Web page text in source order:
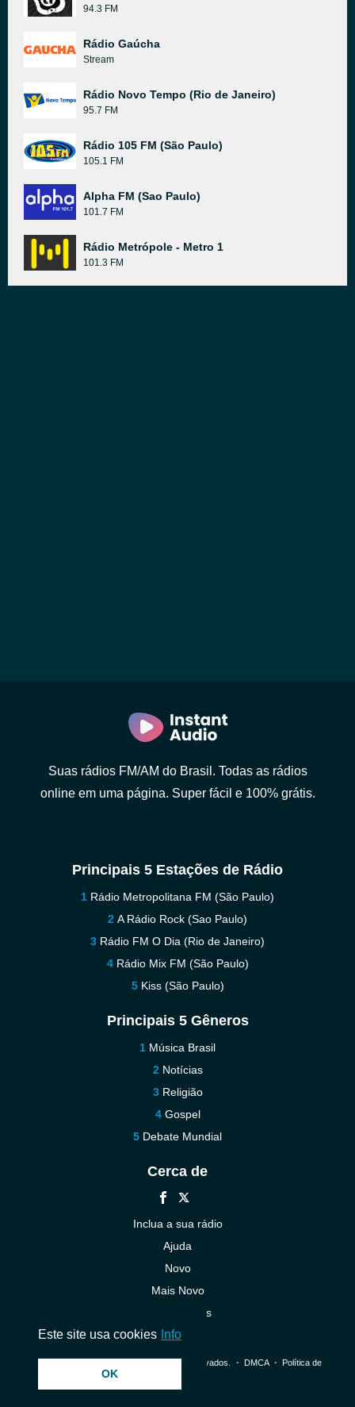
94.3 FM
Rádio Gaúcha
Stream
Rádio Novo Tempo (Rio de Janeiro)
95.7 FM
Rádio 105 FM (São Paulo)
105.1 FM
Alpha FM (Sao Paulo)
101.7 FM
Rádio Metrópole - Metro 1
101.3 FM
Suas rádios FM/AM do Brasil. Todas as rádios
online em uma página. Super fácil e 100% grátis.
Principais 5 Estações de Rádio
Rádio Metropolitana FM (São Paulo)
A Rádio Rock (Sao Paulo)
Rádio FM O Dia (Rio de Janeiro)
Rádio Mix FM (São Paulo)
Kiss (São Paulo)
Principais 5 Gêneros
Música Brasil
Notícias
Religião
Gospel
Debate Mundial
Cerca de
Inclua a sua rádio
Ajuda
Novo
Mais Novo
Contacte-nos
© 2026 InstantAudio. Todos os direitos reservados. ・ DMCA・ Política de
Este site usa cookies Info
OK